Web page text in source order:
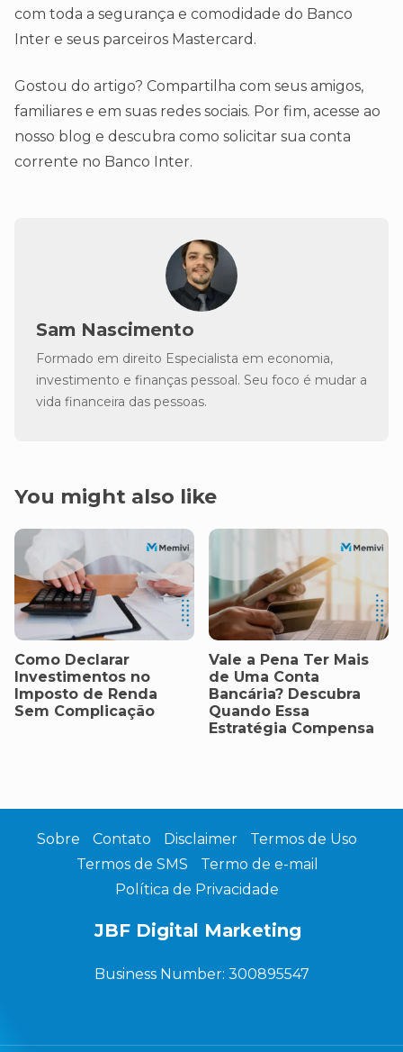
com toda a segurança e comodidade do Banco
Inter e seus parceiros Mastercard.
Gostou do artigo? Compartilha com seus amigos,
familiares e em suas redes sociais. Por fim, acesse ao
nosso blog e descubra como solicitar sua conta
corrente no Banco Inter.
Sam Nascimento
Formado em direito Especialista em economia,
investimento e finanças pessoal. Seu foco é mudar a
vida financeira das pessoas.
You might also like
Como Declarar
Investimentos no
Imposto de Renda
Sem Complicação
Vale a Pena Ter Mais
de Uma Conta
Bancária? Descubra
Quando Essa
Estratégia Compensa
Sobre Contato Disclaimer
Termos de Uso
Termos de SMS
Termo de e-mail
Política de Privacidade
JBF Digital Marketing
Business Number: 300895547